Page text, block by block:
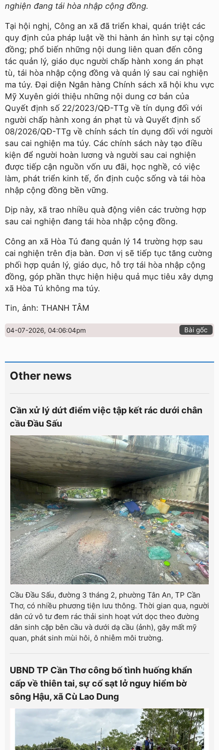
nghiện đang tái hòa nhập cộng đồng.
Tại hội nghị, Công an xã đã triển khai, quán triệt các
quy định của pháp luật về thi hành án hình sự tại cộng
đồng; phổ biến những nội dung liên quan đến công
tác quản lý, giáo dục người chấp hành xong án phạt
tù, tái hòa nhập cộng đồng và quản lý sau cai nghiện
ma túy. Đại diện Ngân hàng Chính sách xã hội khu vực
Mỹ Xuyên giới thiệu những nội dung cơ bản của
Quyết định số 22/2023/QĐ-TTg về tín dụng đối với
người chấp hành xong án phạt tù và Quyết định số
08/2026/QĐ-TTg về chính sách tín dụng đối với người
sau cai nghiện ma túy. Các chính sách này tạo điều
kiện để người hoàn lương và người sau cai nghiện
được tiếp cận nguồn vốn ưu đãi, học nghề, có việc
làm, phát triển kinh tế, ổn định cuộc sống và tái hòa
nhập cộng đồng bền vững.
Dịp này, xã trao nhiều quà động viên các trường hợp
sau cai nghiện đang tái hòa nhập cộng đồng.
Công an xã Hòa Tú đang quản lý 14 trường hợp sau
cai nghiện trên địa bàn. Đơn vị sẽ tiếp tục tăng cường
phối hợp quản lý, giáo dục, hỗ trợ tái hòa nhập cộng
đồng, góp phần thực hiện hiệu quả mục tiêu xây dựng
xã Hòa Tú không ma túy.
Tin, ảnh: THANH TÂM
04-07-2026, 04:06:04pm Bài gốc
Other news
Cần xử lý dứt điểm việc tập kết rác dưới chân
cầu Đầu Sấu
Cầu Đầu Sấu, đường 3 tháng 2, phường Tân An, TP Cần
Thơ, có nhiều phương tiện lưu thông. Thời gian qua, người
dân cứ vô tư đem rác thải sinh hoạt vứt dọc theo đường
dân sinh cặp bên cầu và dưới dạ cầu (ảnh), gây mất mỹ
quan, phát sinh mùi hôi, ô nhiễm môi trường.
UBND TP Cần Thơ công bố tình huống khẩn
cấp về thiên tai, sự cố sạt lở nguy hiểm bờ
sông Hậu, xã Cù Lao Dung